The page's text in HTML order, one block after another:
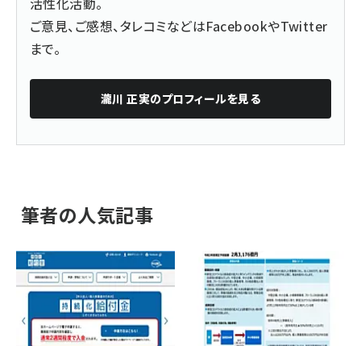
ご意見、ご感想、タレコミなどはFacebookやTwitter
まで。
瀧川 正実のプロフィールを見る
筆者の人気記事